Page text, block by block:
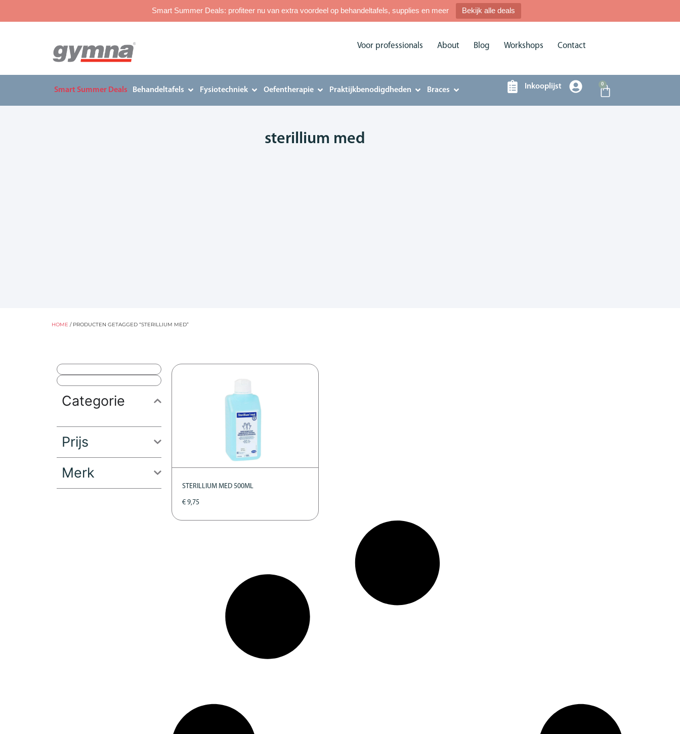
Smart Summer Deals: profiteer nu van extra voordeel op behandeltafels, supplies en meer Bekijk alle deals
Voor professionals About Blog Workshops Contact
Smart Summer Deals Behandeltafels Fysiotechniek Oefentherapie Praktijkbenodigdheden Braces Inkooplijst 0
sterillium med
HOME / PRODUCTEN GETAGGED “STERILLIUM MED”
Categorie
Prijs
Merk
STERILLIUM MED 500ML
€ 9,75